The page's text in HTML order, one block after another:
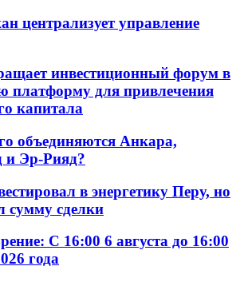
централизует управление
инвестиционный форум в
платформу для привлечения
капитала
объединяются Анкара,
и Эр-Рияд?
в энергетику Перу, но
сумму сделки
С 16:00 6 августа до 16:00
года